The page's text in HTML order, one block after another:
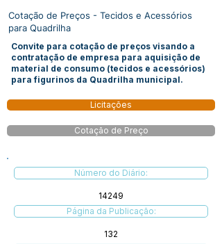
Cotação de Preços - Tecidos e Acessórios
para Quadrilha
Convite para cotação de preços visando a
contratação de empresa para aquisição de
material de consumo (tecidos e acessórios)
para figurinos da Quadrilha municipal.
Licitações
Cotação de Preço
Número do Diário:
14249
Página da Publicação:
132